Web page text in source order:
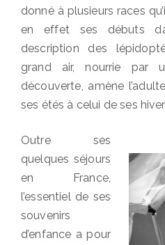
donné à plusieurs races
en effet ses débuts
description des
grand air, nourrie par
découverte, amène
ses étés à celui de ses
Outre ses
quelques séjours
en France,
l’essentiel de ses
souvenirs
d’enfance a pour